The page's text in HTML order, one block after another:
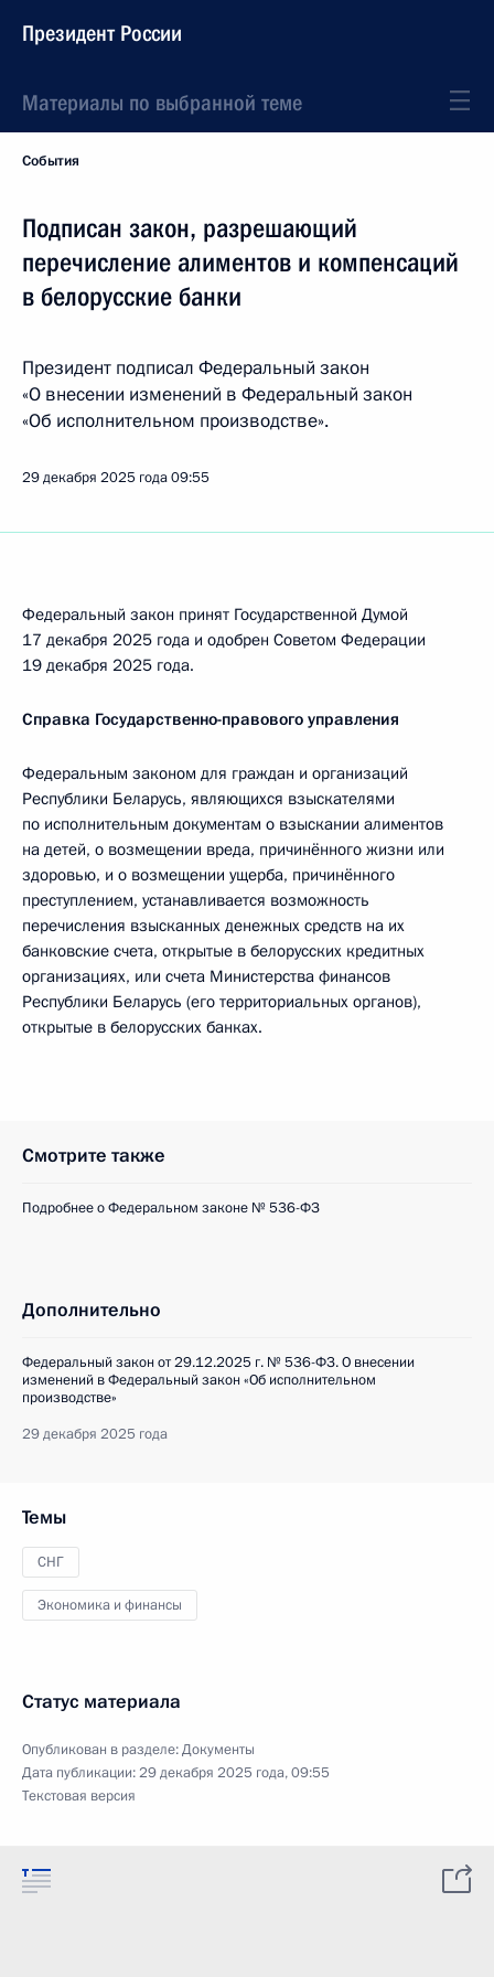
Президент России
Материалы по выбранной теме
События
Подписан закон, разрешающий
перечисление алиментов и компенсаций
в белорусские банки
Президент подписал Федеральный закон
«О внесении изменений в Федеральный закон
«Об исполнительном производстве».
29 декабря 2025 года09:55
Федеральный закон принят Государственной Думой
17 декабря 2025 года и одобрен Советом Федерации
19 декабря 2025 года.
Справка Государственно-правового управления
Федеральным законом для граждан и организаций
Республики Беларусь, являющихся взыскателями
по исполнительным документам о взыскании алиментов
на детей, о возмещении вреда, причинённого жизни или
здоровью, и о возмещении ущерба, причинённого
преступлением, устанавливается возможность
перечисления взысканных денежных средств на их
банковские счета, открытые в белорусских кредитных
организациях, или счета Министерства финансов
Республики Беларусь (его территориальных органов),
открытые в белорусских банках.
Смотрите также
Подробнее о Федеральном законе № 536-ФЗ
Дополнительно
Федеральный закон от 29.12.2025 г. № 536-ФЗ. О внесении
изменений в Федеральный закон «Об исполнительном
производстве»
29 декабря 2025 года
Темы
СНГ
Экономика и финансы
Статус материала
Опубликован в разделе:Документы
Дата публикации:29 декабря 2025 года, 09:55
Текстовая версия